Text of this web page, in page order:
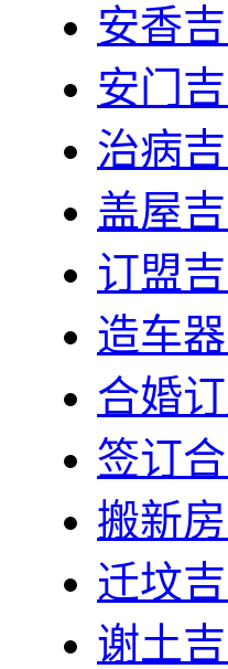
安香
安门
治病
盖屋
订盟
造车
合婚
签订
搬新
迁坟
谢土